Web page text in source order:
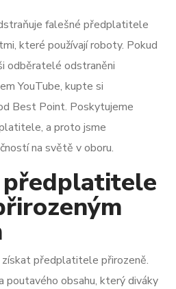
falešné předplatitele
které používají roboty. Pokud
odběratelé odstraněni
YouTube, kupte si
Best Point. Poskytujeme
a proto jsme
na světě v oboru.
předplatitele
získat předplatitele přirozeně.
poutavého obsahu, který diváky